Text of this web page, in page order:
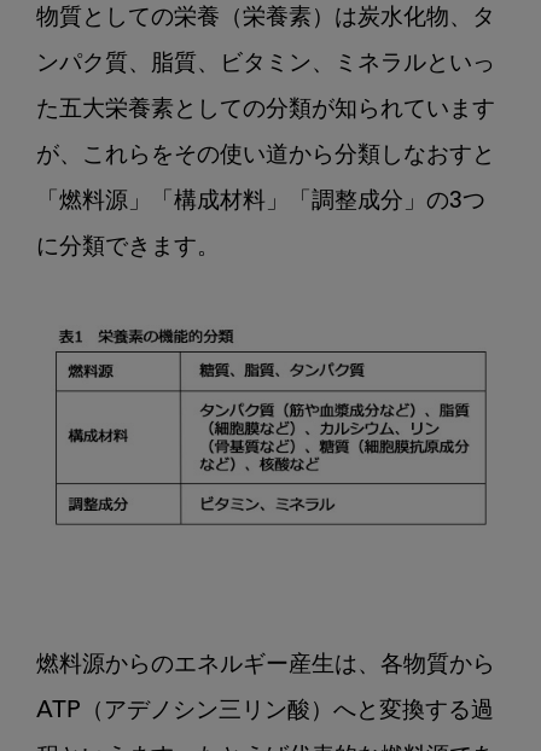
そ
使
い
道
は？
物質としての栄養（栄養素）は炭水化物、タ
ンパク質、脂質、ビタミン、ミネラルといっ
た五大栄養素としての分類が知られています
が、これらをその使い道から分類しなおすと
「燃料源」「構成材料」「調整成分」の3つ
に分類できます。
燃料源からのエネルギー産生は、各物質から
ATP（アデノシン三リン酸）へと変換する過